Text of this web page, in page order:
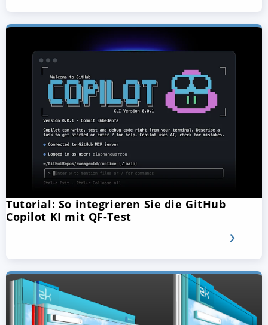
Tutorial: So integrieren Sie die GitHub
Copilot KI mit QF-Test